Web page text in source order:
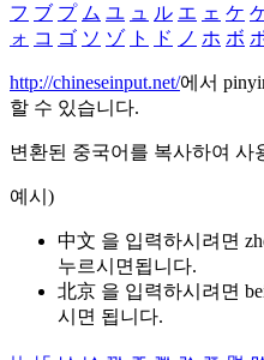
フ ブ プ ム ユ ュ ル エ ェ ケ
ォ コ ゴ ソ ゾ ト ド ノ ホ ボ
http://chineseinput.net/에서
할 수 있습니다.
변환된 중국어를 복사하여 사
예시)
中文 을 입력하시려면
누르시면됩니다.
北京 을 입력하시려면
시면 됩니다.